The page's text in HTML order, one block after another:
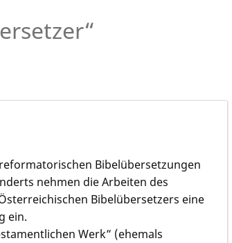
Bibelübersetzungen
nehmen die Arbeiten des
Bibelübersetzers eine
ein.
Werk” (ehemals